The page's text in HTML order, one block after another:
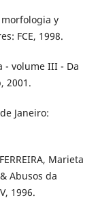
morfologia y
FCE, 1998.
- volume III - Da
2001.
Janeiro:
Marieta
Abusos da
1996.